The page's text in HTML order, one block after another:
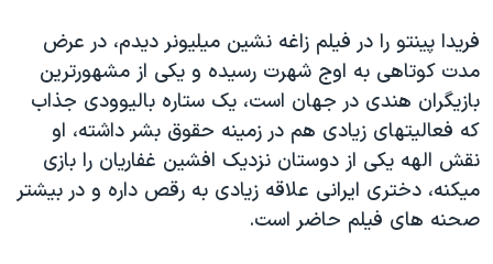
فریدا پینتو را در فیلم زاغه نشین میلیونر دیدم، در عرض
مدت کوتاهی به اوج شهرت رسیده و یکی از مشهورترین
بازیگران هندی در جهان است، یک ستاره بالیوودی جذاب
که فعالیتهای زیادی هم در زمینه حقوق بشر داشته، او
نقش الهه یکی از دوستان نزدیک افشین غفاریان را بازی
میکنه، دختری ایرانی علاقه زیادی به رقص داره و در بیشتر
صحنه های فیلم حاضر است.